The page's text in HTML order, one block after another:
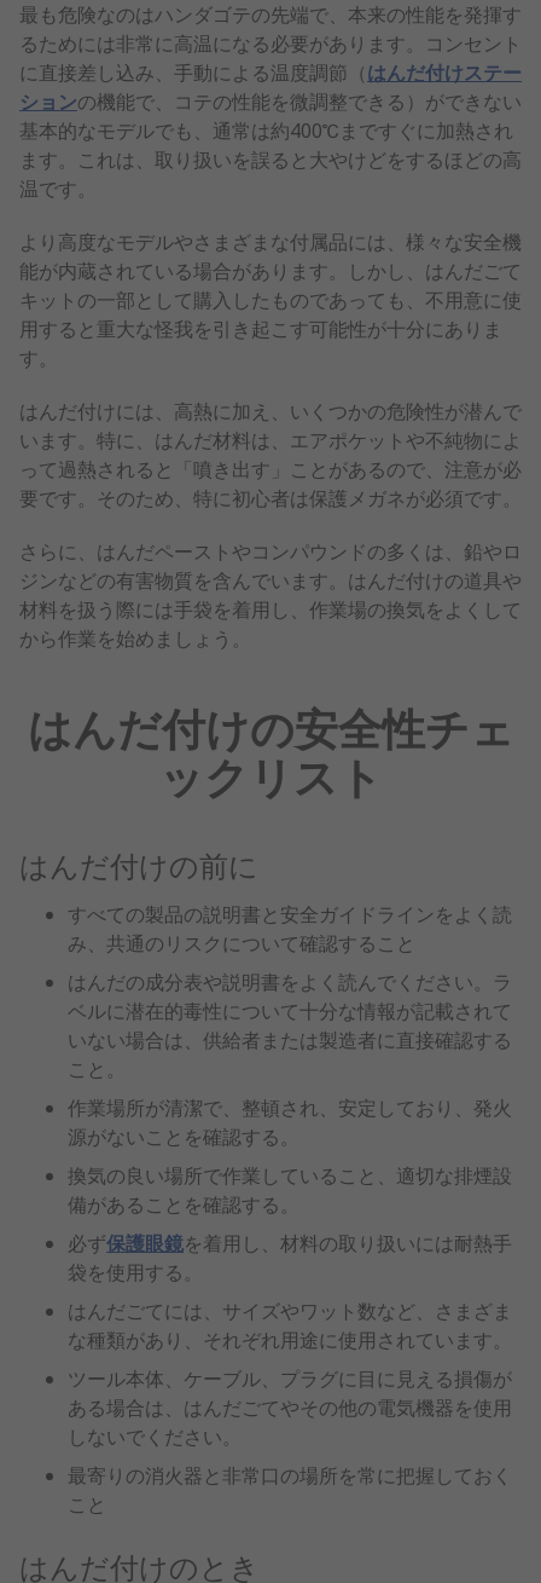
最も危険なのはハンダゴテの先端で、本来の性能を発揮す
るためには非常に高温になる必要があります。コンセント
に直接差し込み、手動による温度調節（はんだ付けステー
ションの機能で、コテの性能を微調整できる）ができない
基本的なモデルでも、通常は約400℃まですぐに加熱され
ます。これは、取り扱いを誤ると大やけどをするほどの高
温です。
より高度なモデルやさまざまな付属品には、様々な安全機
能が内蔵されている場合があります。しかし、はんだごて
キットの一部として購入したものであっても、不用意に使
用すると重大な怪我を引き起こす可能性が十分にありま
す。
はんだ付けには、高熱に加え、いくつかの危険性が潜んで
います。特に、はんだ材料は、エアポケットや不純物によ
って過熱されると「噴き出す」ことがあるので、注意が必
要です。そのため、特に初心者は保護メガネが必須です。
さらに、はんだペーストやコンパウンドの多くは、鉛やロ
ジンなどの有害物質を含んでいます。はんだ付けの道具や
材料を扱う際には手袋を着用し、作業場の換気をよくして
から作業を始めましょう。
はんだ付けの安全性チェ
ックリスト
はんだ付けの前に
すべての製品の説明書と安全ガイドラインをよく読
み、共通のリスクについて確認すること
はんだの成分表や説明書をよく読んでください。ラ
ベルに潜在的毒性について十分な情報が記載されて
いない場合は、供給者または製造者に直接確認する
こと。
作業場所が清潔で、整頓され、安定しており、発火
源がないことを確認する。
換気の良い場所で作業していること、適切な排煙設
備があることを確認する。
必ず保護眼鏡を着用し、材料の取り扱いには耐熱手
袋を使用する。
はんだごてには、サイズやワット数など、さまざま
な種類があり、それぞれ用途に使用されています。
ツール本体、ケーブル、プラグに目に見える損傷が
ある場合は、はんだごてやその他の電気機器を使用
しないでください。
最寄りの消火器と非常口の場所を常に把握しておく
こと
はんだ付けのとき